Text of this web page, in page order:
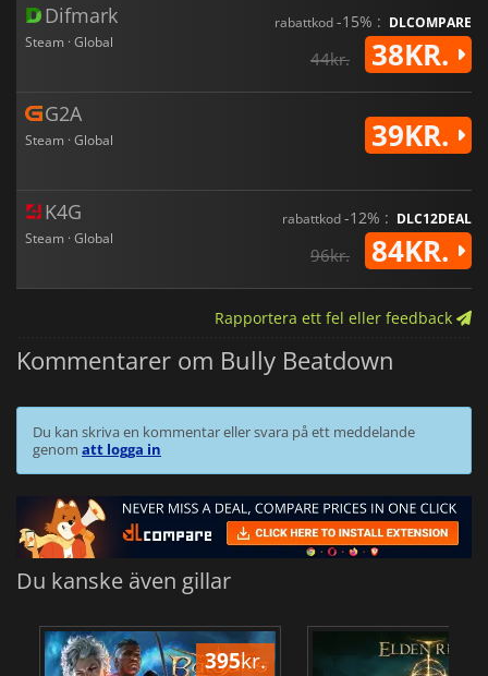
Difmark
Steam · Global
rabattkod-15% : DLCOMPARE
44kr. 38KR.
G2A
Steam · Global 39KR.
K4G
Steam · Global
rabattkod-12% : DLC12DEAL
96kr. 84KR.
Rapportera ett fel eller feedback
Kommentarer om Bully Beatdown
Du kan skriva en kommentar eller svara på ett meddelande
genom att logga in
Du kanske även gillar
395kr.